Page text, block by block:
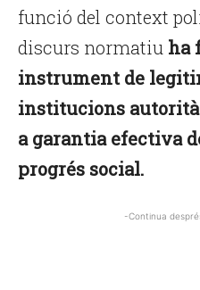
funció del context
discurs normatiu ha
instrument de
institucions
a garantia efectiva
progrés social.
-Continua